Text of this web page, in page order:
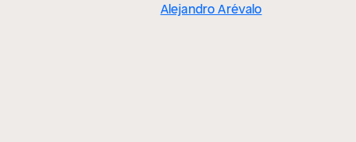
Alejandro Arévalo